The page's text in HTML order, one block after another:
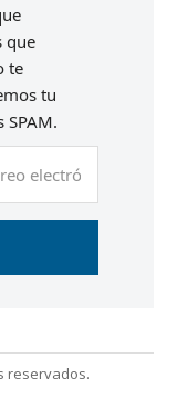
que
te
tu
reservados.